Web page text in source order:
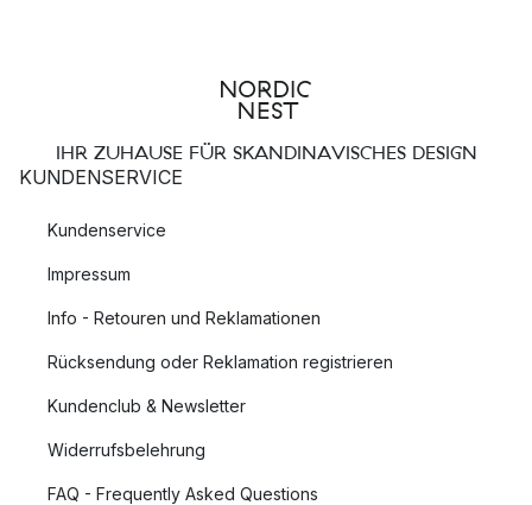
IHR ZUHAUSE FÜR SKANDINAVISCHES DESIGN
KUNDENSERVICE
Kundenservice
Impressum
Info - Retouren und Reklamationen
Rücksendung oder Reklamation registrieren
Kundenclub & Newsletter
Widerrufsbelehrung
FAQ - Frequently Asked Questions